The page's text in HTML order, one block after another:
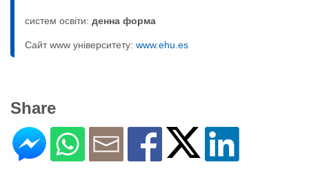
систем освіти: денна форма
Сайт www університету: www.ehu.es
Share